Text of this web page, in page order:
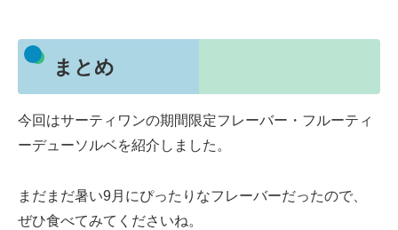
まとめ
今回はサーティワンの期間限定フレーバー・フルーティ
ーデューソルベを紹介しました。
まだまだ暑い9月にぴったりなフレーバーだったので、
ぜひ食べてみてくださいね。